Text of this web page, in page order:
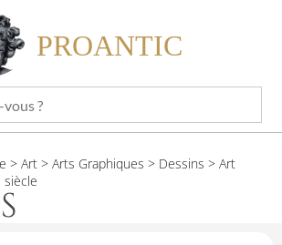
PROANTIC
> Art > Arts Graphiques > Dessins > Art
siècle